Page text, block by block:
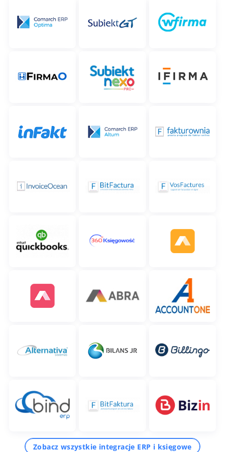
Zobacz wszystkie integracje ERP i księgowe